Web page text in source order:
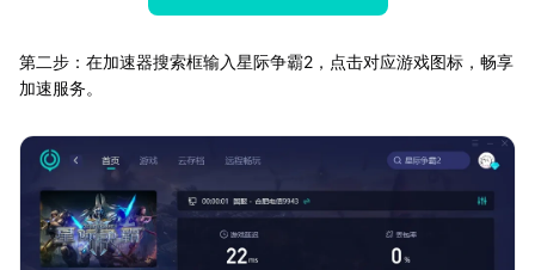
第二步：在加速器搜索框输入星际争霸2，点击对应游戏图标，畅享
加速服务。